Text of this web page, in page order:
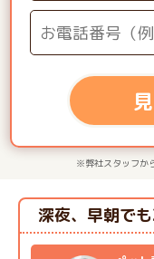
※弊社スタッフか
深夜、早朝で